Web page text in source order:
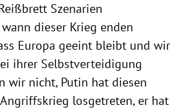
Szenarien
dieser Krieg enden
Europa geeint bleibt und wir
ihrer Selbstverteidigung
wir nicht, Putin hat diesen
losgetreten, er hat